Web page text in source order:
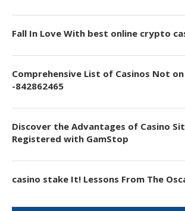
Fall In Love With best online crypto
Comprehensive List of Casinos Not
-842862465
Discover the Advantages of Casino
Registered with GamStop
casino stake It! Lessons From The